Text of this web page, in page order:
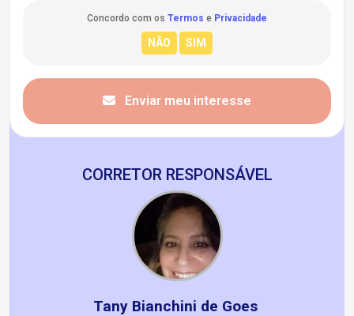
Concordo com os Termos e Privacidade
Enviar meu interesse
CORRETOR RESPONSÁVEL
Tany Bianchini de Goes